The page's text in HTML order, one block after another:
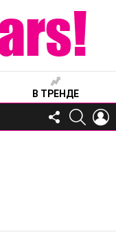
В ТРЕНДЕ
FOLLOW
US